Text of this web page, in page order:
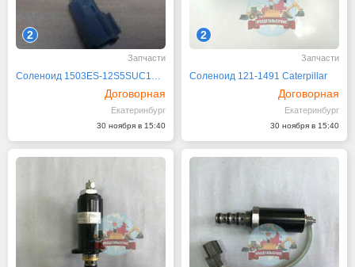
2
Запчасти
Соленоид 1503ES-12S5SUC12S 12V
Договорная
Екатеринбург
30 ноября в 15:40
2
Запчасти
Соленоид 121-1491 Caterpillar
Договорная
Екатеринбург
30 ноября в 15:40